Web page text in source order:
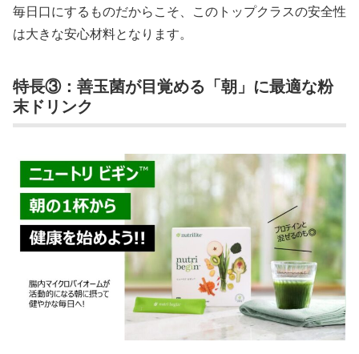
毎日口にするものだからこそ、このトップクラスの安全性
は大きな安心材料となります。
特長③：善玉菌が目覚める「朝」に最適な粉
末ドリンク